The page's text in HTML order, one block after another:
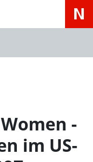
-
im US-